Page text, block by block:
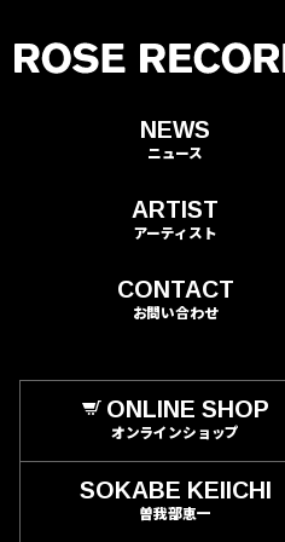
NEWS
ニュース
ARTIST
アーティスト
CONTACT
お問い合わせ
ONLINE SHOP
オンラインショップ
SOKABE KEIICHI
曽我部恵一